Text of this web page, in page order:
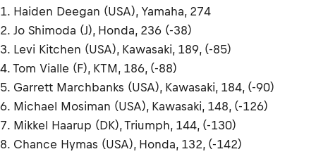
1. Haiden Deegan (USA), Yamaha, 274
2. Jo Shimoda (J), Honda, 236 (-38)
3. Levi Kitchen (USA), Kawasaki, 189, (-85)
4. Tom Vialle (F), KTM, 186, (-88)
5. Garrett Marchbanks (USA), Kawasaki, 184, (-90)
6. Michael Mosiman (USA), Kawasaki, 148, (-126)
7. Mikkel Haarup (DK), Triumph, 144, (-130)
8. Chance Hymas (USA), Honda, 132, (-142)